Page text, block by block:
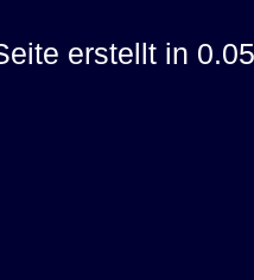
erstellt in